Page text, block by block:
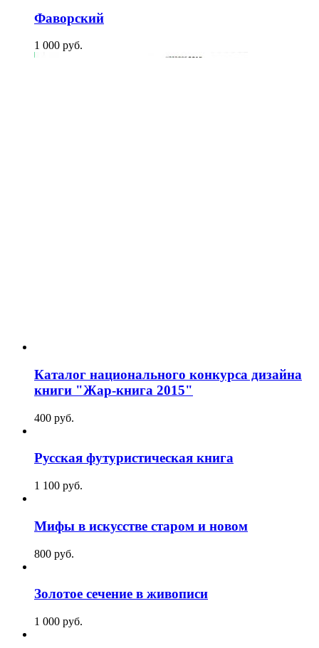
Фаворский
1 000 pуб.
Каталог национального конкурса дизайна
книги "Жар-книга 2015"
400 pуб.
Русская футуристическая книга
1 100 pуб.
Мифы в искусстве старом и новом
800 pуб.
Золотое сечение в живописи
1 000 pуб.